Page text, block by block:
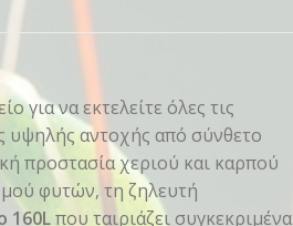
για να εκτελείτε όλες τις
υψηλής αντοχής από σύνθετο
προστασία χεριού και καρπού
φυτών, τη ζηλευτή
160Lπου ταιριάζει συγκεκριμένα